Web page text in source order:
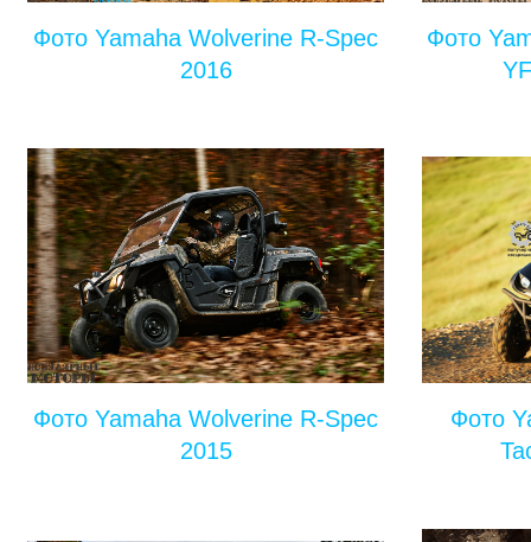
Фото Yamaha Wolverine R-Spec
2016
Фото
Фото Yamaha Wolverine R-Spec
2015
Фото